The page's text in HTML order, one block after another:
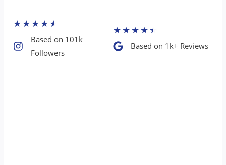
★★★★★
Based on 101k
Followers​
★★★★★
Based on 1k+ Reviews​